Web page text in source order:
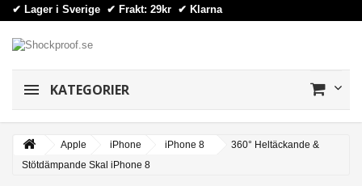
✔ Lager i Sverige ✔ Frakt: 29kr ✔ Klarna
KATEGORIER
Apple iPhone iPhone 8
360° Heltäckande &
Stötdämpande Skal iPhone 8